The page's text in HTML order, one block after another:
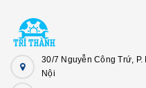
30/7 Nguyễn Công Trứ,
Nội